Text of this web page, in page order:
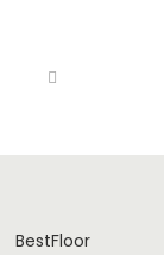
BestFloor